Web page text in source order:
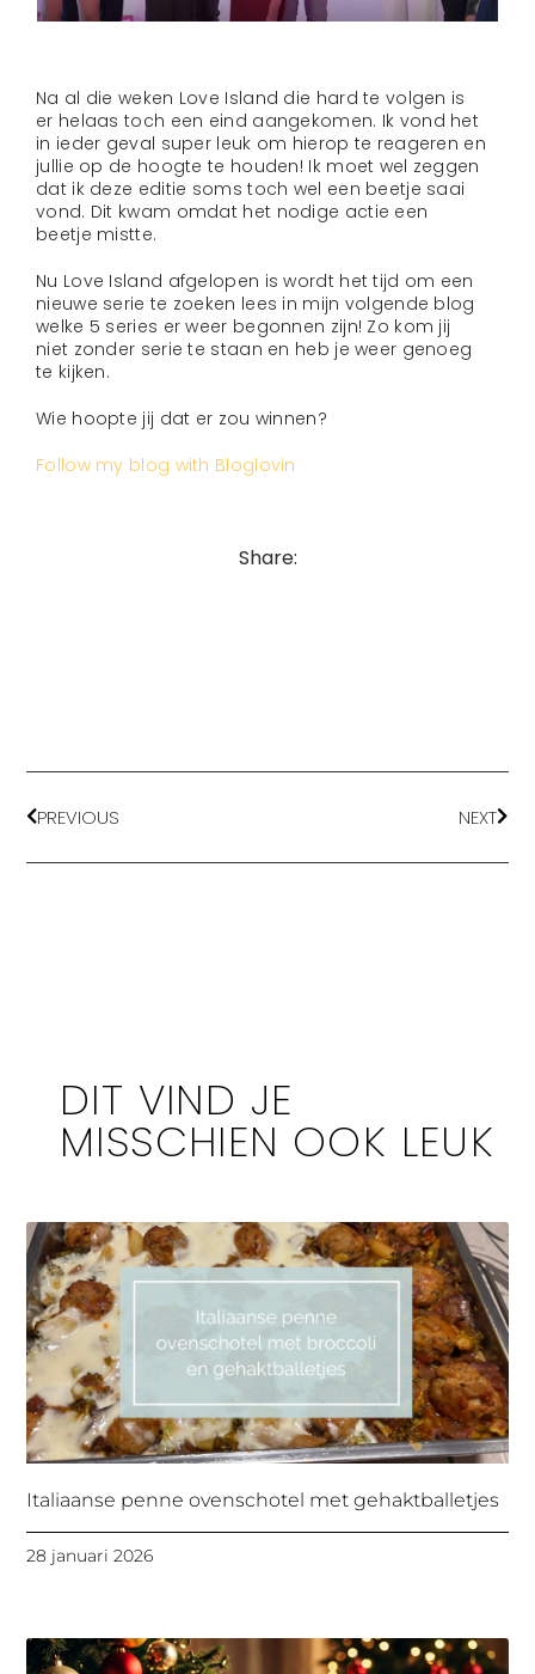
Na al die weken Love Island die hard te volgen is
er helaas toch een eind aangekomen. Ik vond het
in ieder geval super leuk om hierop te reageren en
jullie op de hoogte te houden! Ik moet wel zeggen
dat ik deze editie soms toch wel een beetje saai
vond. Dit kwam omdat het nodige actie een
beetje mistte.
Nu Love Island afgelopen is wordt het tijd om een
nieuwe serie te zoeken lees in mijn volgende blog
welke 5 series er weer begonnen zijn! Zo kom jij
niet zonder serie te staan en heb je weer genoeg
te kijken.
Wie hoopte jij dat er zou winnen?
Follow my blog with Bloglovin
Share:
PREVIOUS NEXT
DIT VIND JE
MISSCHIEN OOK LEUK
Italiaanse penne ovenschotel met gehaktballetjes
28 januari 2026